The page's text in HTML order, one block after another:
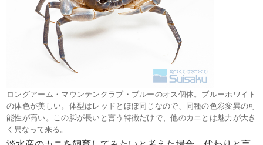
ロングアーム・マウンテンクラブ・ブルーのオス個体。ブルーホワイト
の体色が美しい。体型はレッドとほぼ同じなので、同種の色彩変異の可
能性が高い。この脚が長いと言う特徴だけで、他のカニとは魅力が大き
く異なって来る。